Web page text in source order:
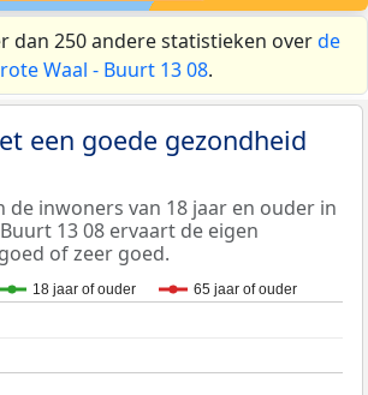
dan 250 andere statistieken overde
Waal - Buurt 13 08.
een goede gezondheid
de inwoners van 18 jaar en ouder in
13 08 ervaart de eigen
of zeer goed.
18 jaar of ouder 65 jaar of ouder